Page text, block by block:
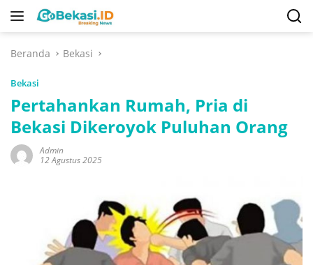
Langsung
Beranda
Bekasi
Bekasi
Pertahankan Rumah, Pria di
Bekasi Dikeroyok Puluhan Orang
Admin
12 Agustus 2025